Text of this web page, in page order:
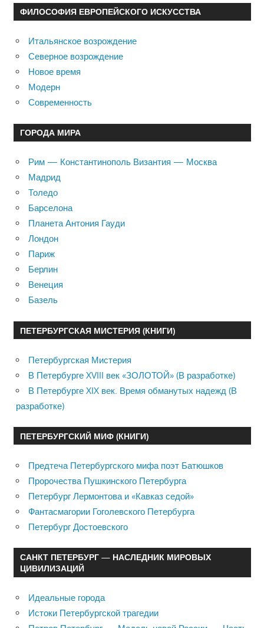
ФИЛОСОФИЯ ЕВРОПЕЙСКОГО ИСКУССТВА
Итальянское возрождение
Северное возрождение
Новое время
Модерн
Современность
ГОРОДА МИРА
Рим — Константинополь Византия — Москва
Мадрид
Толедо
Барселона
Планета Антония Гауди
Лондон
Париж
Берлин
Венеция
Базель
ПЕТЕРБУРГСКАЯ МИСТЕРИЯ (КНИГИ)
Петербургская Мистерия
В Петербурге XVIII век «ЗОЛОТОЙ» (В разработке)
В Петербурге XIX век. Время обманутых надежд (В
разработке)
ПЕТЕРБУРГСКИЙ МИФ (КНИГИ)
Предтеча Петербургского мифа поэт Батюшков
Пророчества Пушкинского Петербурга
Петербург Лермонтова и «Кавказ седой»
Фантасмагории Гоголевского Петербурга
Петербург Достоевского
САНКТ ПЕТЕРБУРГ — НАСЛЕДНИК МИРОВЫХ
ЦИВИЛИЗАЦИЙ
Идеальные города
Истоки Петербургской трагедии